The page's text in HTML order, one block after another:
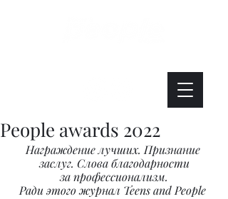
People awards 2022
Награждение лучших. Признание
заслуг. Слова благодарности
за профессионализм.
Ради этого журнал Teens and People